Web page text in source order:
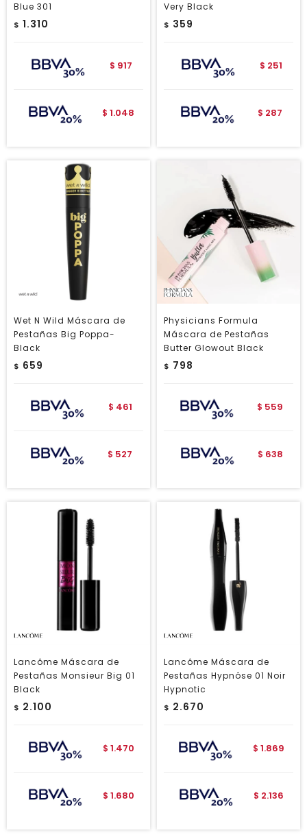
Blue 301
$ 1.310
$ 917
$ 1.048
Very Black
$ 359
$ 251
$ 287
Wet N Wild Máscara de
Pestañas Big Poppa-
Black
$ 659
$ 461
$ 527
Physicians Formula
Máscara de Pestañas
Butter Glowout Black
$ 798
$ 559
$ 638
Lancôme Máscara de
Pestañas Monsieur Big 01
Black
$ 2.100
$ 1.470
$ 1.680
Lancôme Máscara de
Pestañas Hypnôse 01 Noir
Hypnotic
$ 2.670
$ 1.869
$ 2.136